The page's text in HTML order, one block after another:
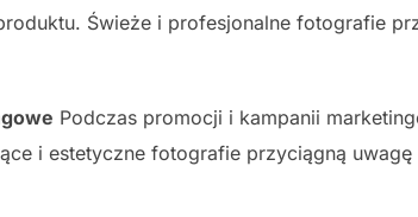
Świeże i profesjonalne fotografie
Podczas promocji i kampanii
i estetyczne fotografie przyciągną